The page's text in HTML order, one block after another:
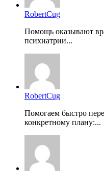
RobertCug
Помощь оказывают
психиатрии...
RobertCug
Помогаем быстро
конкретному плану:...